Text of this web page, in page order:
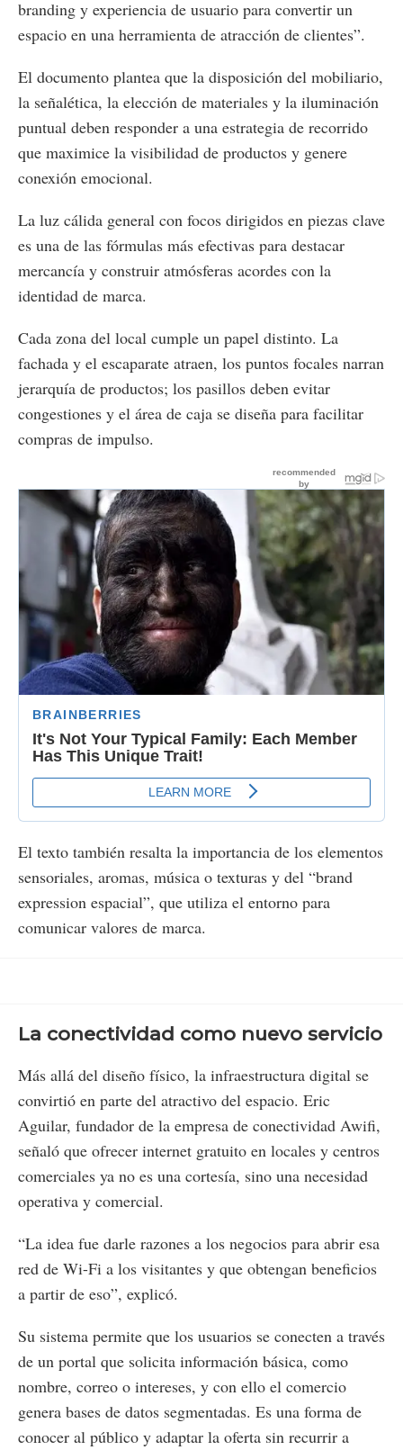
branding y experiencia de usuario para convertir un
espacio en una herramienta de atracción de clientes”.
El documento plantea que la disposición del mobiliario,
la señalética, la elección de materiales y la iluminación
puntual deben responder a una estrategia de recorrido
que maximice la visibilidad de productos y genere
conexión emocional.
La luz cálida general con focos dirigidos en piezas clave
es una de las fórmulas más efectivas para destacar
mercancía y construir atmósferas acordes con la
identidad de marca.
Cada zona del local cumple un papel distinto. La
fachada y el escaparate atraen, los puntos focales narran
jerarquía de productos; los pasillos deben evitar
congestiones y el área de caja se diseña para facilitar
compras de impulso.
El texto también resalta la importancia de los elementos
sensoriales, aromas, música o texturas y del “brand
expression espacial”, que utiliza el entorno para
comunicar valores de marca.
La conectividad como nuevo servicio
Más allá del diseño físico, la infraestructura digital se
convirtió en parte del atractivo del espacio. Eric
Aguilar, fundador de la empresa de conectividad Awifi,
señaló que ofrecer internet gratuito en locales y centros
comerciales ya no es una cortesía, sino una necesidad
operativa y comercial.
“La idea fue darle razones a los negocios para abrir esa
red de Wi-Fi a los visitantes y que obtengan beneficios
a partir de eso”, explicó.
Su sistema permite que los usuarios se conecten a través
de un portal que solicita información básica, como
nombre, correo o intereses, y con ello el comercio
genera bases de datos segmentadas. Es una forma de
conocer al público y adaptar la oferta sin recurrir a